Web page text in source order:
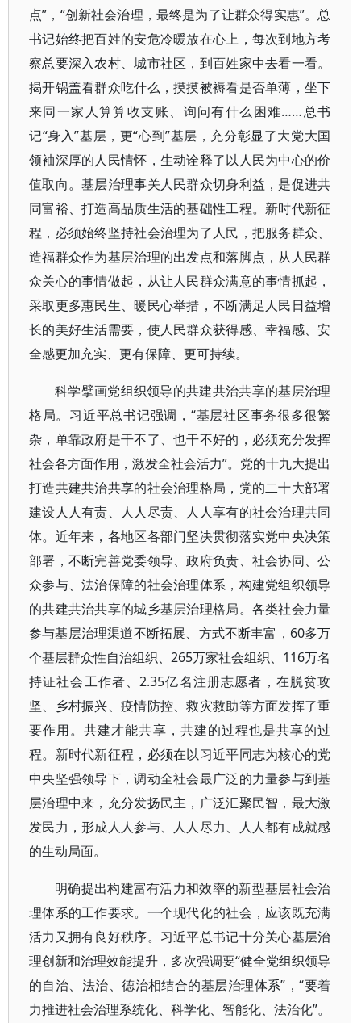
点”，“创新社会治理，最终是为了让群众得实惠”。总
书记始终把百姓的安危冷暖放在心上，每次到地方考
察总要深入农村、城市社区，到百姓家中去看一看。
揭开锅盖看群众吃什么，摸摸被褥看是否单薄，坐下
来同一家人算算收支账、询问有什么困难……总书
记“身入”基层，更“心到”基层，充分彰显了大党大国
领袖深厚的人民情怀，生动诠释了以人民为中心的价
值取向。基层治理事关人民群众切身利益，是促进共
同富裕、打造高品质生活的基础性工程。新时代新征
程，必须始终坚持社会治理为了人民，把服务群众、
造福群众作为基层治理的出发点和落脚点，从人民群
众关心的事情做起，从让人民群众满意的事情抓起，
采取更多惠民生、暖民心举措，不断满足人民日益增
长的美好生活需要，使人民群众获得感、幸福感、安
全感更加充实、更有保障、更可持续。
科学擘画党组织领导的共建共治共享的基层治理
格局。习近平总书记强调，“基层社区事务很多很繁
杂，单靠政府是干不了、也干不好的，必须充分发挥
社会各方面作用，激发全社会活力”。党的十九大提出
打造共建共治共享的社会治理格局，党的二十大部署
建设人人有责、人人尽责、人人享有的社会治理共同
体。近年来，各地区各部门坚决贯彻落实党中央决策
部署，不断完善党委领导、政府负责、社会协同、公
众参与、法治保障的社会治理体系，构建党组织领导
的共建共治共享的城乡基层治理格局。各类社会力量
参与基层治理渠道不断拓展、方式不断丰富，60多万
个基层群众性自治组织、265万家社会组织、116万名
持证社会工作者、2.35亿名注册志愿者，在脱贫攻
坚、乡村振兴、疫情防控、救灾救助等方面发挥了重
要作用。共建才能共享，共建的过程也是共享的过
程。新时代新征程，必须在以习近平同志为核心的党
中央坚强领导下，调动全社会最广泛的力量参与到基
层治理中来，充分发扬民主，广泛汇聚民智，最大激
发民力，形成人人参与、人人尽力、人人都有成就感
的生动局面。
明确提出构建富有活力和效率的新型基层社会治
理体系的工作要求。一个现代化的社会，应该既充满
活力又拥有良好秩序。习近平总书记十分关心基层治
理创新和治理效能提升，多次强调要“健全党组织领导
的自治、法治、德治相结合的基层治理体系”，“要着
力推进社会治理系统化、科学化、智能化、法治化”。